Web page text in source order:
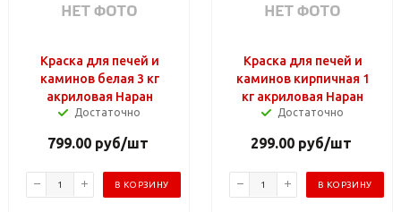
Краска для печей и
каминов белая 3 кг
акриловая Наран
Достаточно
799.00руб/шт
В КОРЗИНУ
Краска для печей и
каминов кирпичная 1
кг акриловая Наран
Достаточно
299.00руб/шт
В КОРЗИНУ